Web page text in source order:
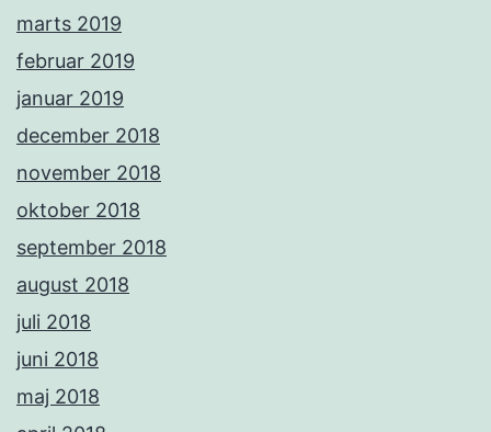
marts 2019
februar 2019
januar 2019
december 2018
november 2018
oktober 2018
september 2018
august 2018
juli 2018
juni 2018
maj 2018